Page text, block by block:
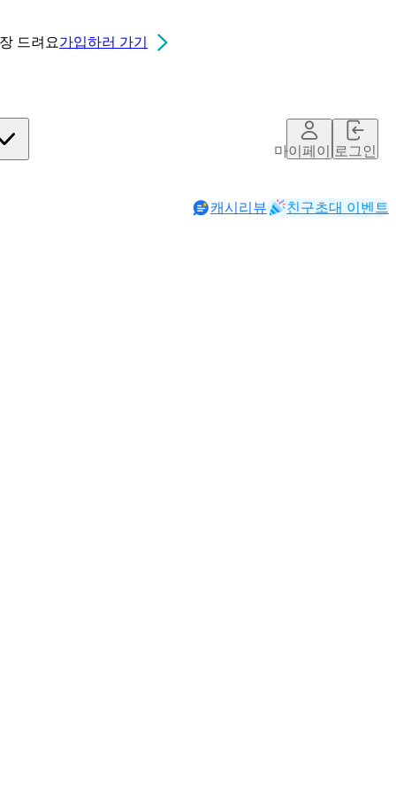
드려요가입하러 가기
마이페이지로그인
캐시리뷰 친구초대 이벤트